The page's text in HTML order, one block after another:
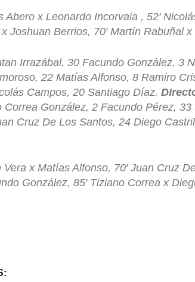
Abero x Leonardo Incorvaia , 52′
Joshuan Berrios, 70′ Martín Rabuñal
Irrazábal, 30 Facundo González, 3
22 Matías Alfonso, 8 Ramiro
Campos, 20 Santiago Díaz.
Correa González, 2 Facundo Pérez,
Cruz De Los Santos, 24 Diego
Vera x Matías Alfonso, 70′ Juan Cruz
González, 85′ Tiziano Correa x